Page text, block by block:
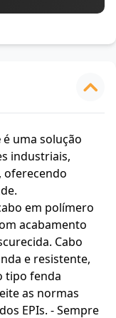
é uma solução
industriais,
oferecendo
em polímero
acabamento
Cabo
e resistente,
tipo fenda
as normas
EPIs. - Sempre